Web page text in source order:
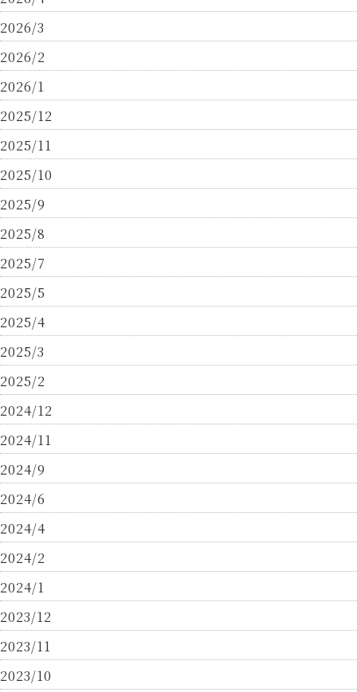
2026/3
2026/2
2026/1
2025/12
2025/11
2025/10
2025/9
2025/8
2025/7
2025/5
2025/4
2025/3
2025/2
2024/12
2024/11
2024/9
2024/6
2024/4
2024/2
2024/1
2023/12
2023/11
2023/10